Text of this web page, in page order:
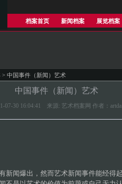
档案首页 新闻档案 展览档案
> 中国事件（新闻）艺术
中国事件（新闻）艺术
07-30 16:04:41 来源: 艺术档案网 作者：artda
新闻爆出，然而艺术新闻事件能经得